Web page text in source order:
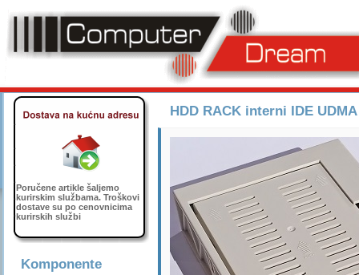
Poručene artikle šaljemo
kurirskim službama. Troškovi
dostave su po cenovnicima
kurirskih službi
Komponente
HDD RACK interni IDE